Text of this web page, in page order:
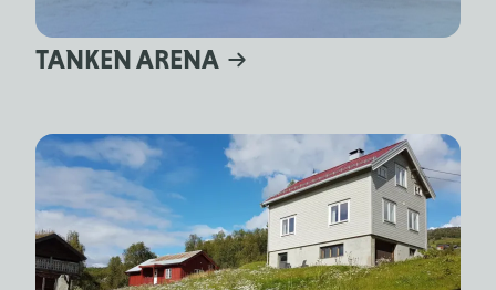
TANKEN ARENA